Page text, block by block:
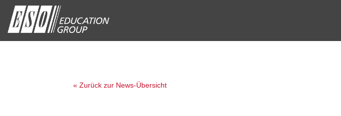
« Zurück zur News-Übersicht